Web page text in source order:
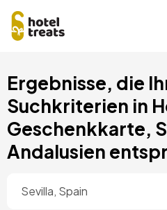
zum
Inhalt
Ergebnisse, die
Suchkriterien in
Geschenkkarte,
Andalusien